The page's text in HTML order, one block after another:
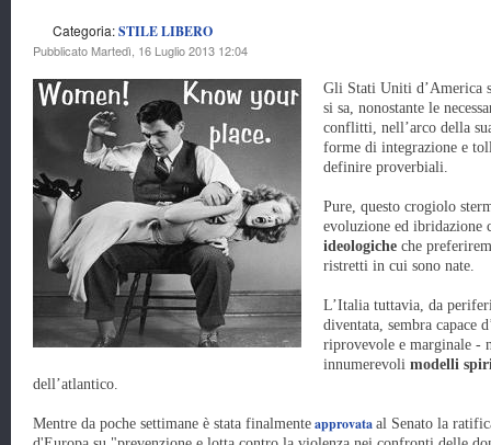
Categoria:STILE LIBERO
Pubblicato Martedì, 16 Luglio 2013 12:04
Gli Stati Uniti d’America
si sa, nonostante le
conflitti, nell’arco della
forme di integrazione e
definire proverbiali.
Pure, questo crogiolo
evoluzione ed ibridazione
ideologiche che
ristretti in cui sono nate.
L’Italia tuttavia, da
diventata, sembra capace
riprovevole e marginale -
innumerevoli modelli
dell’atlantico.
Mentre da poche settimane è stata finalmente approvata al Senato la